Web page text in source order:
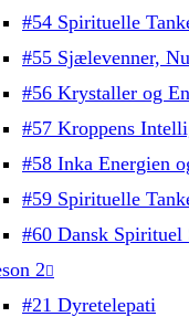
#54 Spirituelle
#55 Sjælevenner,
#56 Krystaller og
#57 Kroppens
#58 Inka Energien
#59 Spirituelle
#60 Dansk Spirituel
2
#21 Dyretelepati